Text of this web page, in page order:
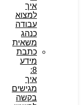
איך
למצוא
עבודה
כנהג
משאית
כתבת
מידע
8:
איך
מגישים
בקשה